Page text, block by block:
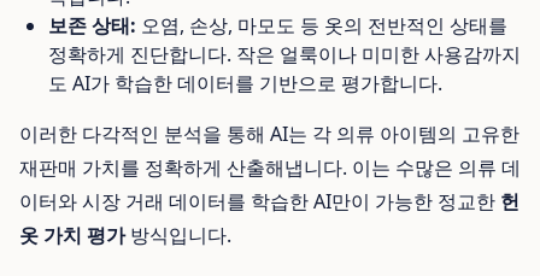
보존 상태: 오염, 손상, 마모도 등 옷의 전반적인 상태를
정확하게 진단합니다. 작은 얼룩이나 미미한 사용감까지
도 AI가 학습한 데이터를 기반으로 평가합니다.
이러한 다각적인 분석을 통해 AI는 각 의류 아이템의 고유한
재판매 가치를 정확하게 산출해냅니다. 이는 수많은 의류 데
이터와 시장 거래 데이터를 학습한 AI만이 가능한 정교한 헌
옷 가치 평가방식입니다.